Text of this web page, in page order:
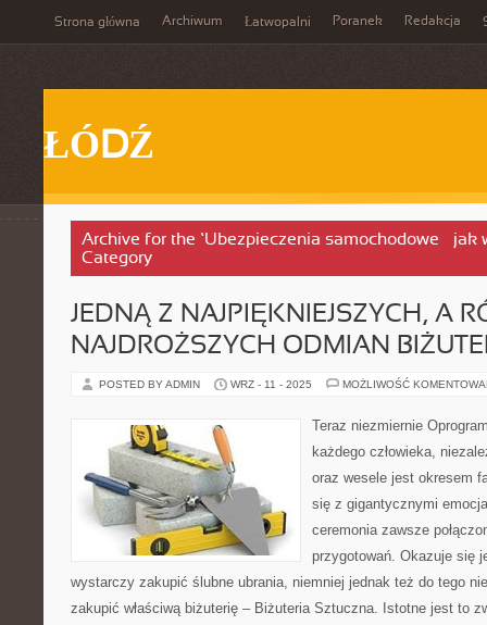
Strona główna Archiwum Łatwopalni Poranek Redakcja
ŁÓDŹ
Archive for the ‘Ubezpieczenia samochodowe – jak
Category
JEDNĄ Z NAJPIĘKNIEJSZYCH, A
NAJDROŻSZYCH ODMIAN
POSTED BY ADMIN WRZ - 11 - 2025 MOŻLIWOŚĆ
Teraz niezmiernie
każdego człowieka,
oraz wesele jest okresem
się z gigantycznymi
ceremonia zawsze
przygotowań. Okazuje się
wystarczy zakupić ślubne ubrania, niemniej jednak też do tego
zakupić właściwą biżuterię – Biżuteria Sztuczna. Istotne jest to